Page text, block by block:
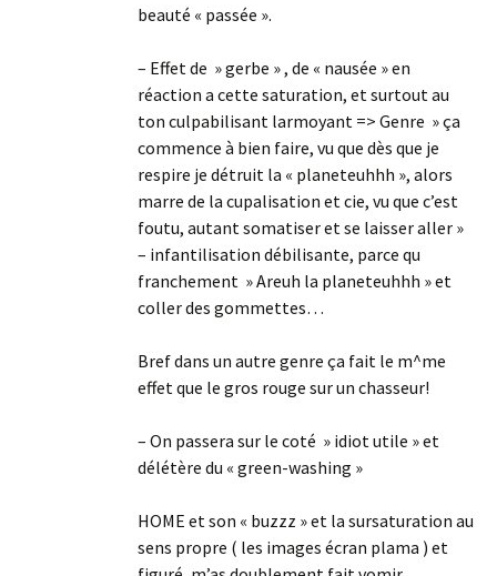
beauté « passée ».
– Effet de » gerbe » , de « nausée » en
réaction a cette saturation, et surtout au
ton culpabilisant larmoyant => Genre » ça
commence à bien faire, vu que dès que je
respire je détruit la « planeteuhhh », alors
marre de la cupalisation et cie, vu que c’est
foutu, autant somatiser et se laisser aller »
– infantilisation débilisante, parce qu
franchement » Areuh la planeteuhhh » et
coller des gommettes…
Bref dans un autre genre ça fait le m^me
effet que le gros rouge sur un chasseur!
– On passera sur le coté » idiot utile » et
délétère du « green-washing »
HOME et son « buzzz » et la sursaturation au
sens propre ( les images écran plama ) et